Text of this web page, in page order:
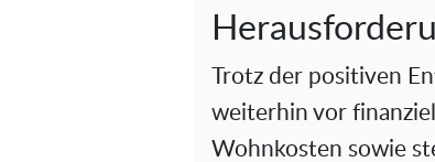
Trotz der positiven
weiterhin vor
Wohnkosten sowie